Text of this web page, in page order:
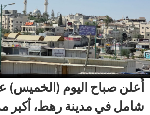
أُعلن صباح اليوم
شامل في مدينة رهط، أكبر